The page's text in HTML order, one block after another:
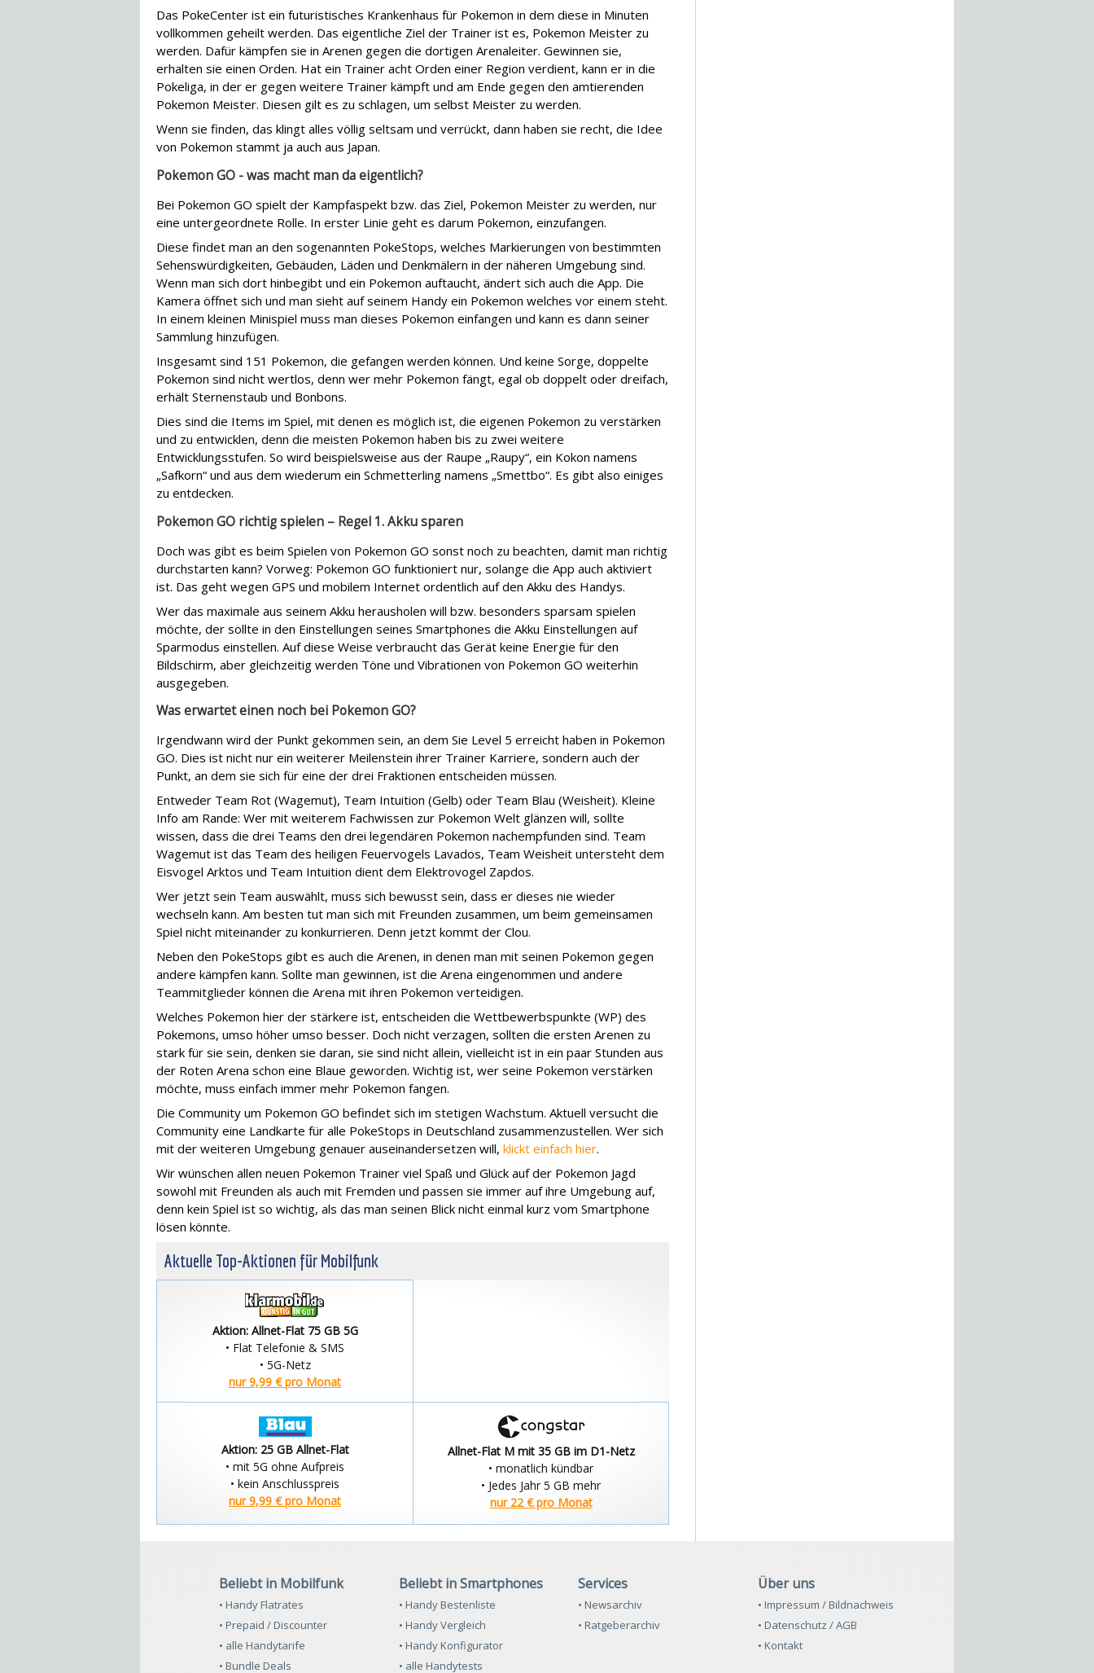
Das PokeCenter ist ein futuristisches Krankenhaus für Pokemon in dem diese in Minuten
vollkommen geheilt werden. Das eigentliche Ziel der Trainer ist es, Pokemon Meister zu
werden. Dafür kämpfen sie in Arenen gegen die dortigen Arenaleiter. Gewinnen sie,
erhalten sie einen Orden. Hat ein Trainer acht Orden einer Region verdient, kann er in die
Pokeliga, in der er gegen weitere Trainer kämpft und am Ende gegen den amtierenden
Pokemon Meister. Diesen gilt es zu schlagen, um selbst Meister zu werden.
Wenn sie finden, das klingt alles völlig seltsam und verrückt, dann haben sie recht, die Idee
von Pokemon stammt ja auch aus Japan.
Pokemon GO - was macht man da eigentlich?
Bei Pokemon GO spielt der Kampfaspekt bzw. das Ziel, Pokemon Meister zu werden, nur
eine untergeordnete Rolle. In erster Linie geht es darum Pokemon, einzufangen.
Diese findet man an den sogenannten PokeStops, welches Markierungen von bestimmten
Sehenswürdigkeiten, Gebäuden, Läden und Denkmälern in der näheren Umgebung sind.
Wenn man sich dort hinbegibt und ein Pokemon auftaucht, ändert sich auch die App. Die
Kamera öffnet sich und man sieht auf seinem Handy ein Pokemon welches vor einem steht.
In einem kleinen Minispiel muss man dieses Pokemon einfangen und kann es dann seiner
Sammlung hinzufügen.
Insgesamt sind 151 Pokemon, die gefangen werden können. Und keine Sorge, doppelte
Pokemon sind nicht wertlos, denn wer mehr Pokemon fängt, egal ob doppelt oder dreifach,
erhält Sternenstaub und Bonbons.
Dies sind die Items im Spiel, mit denen es möglich ist, die eigenen Pokemon zu verstärken
und zu entwicklen, denn die meisten Pokemon haben bis zu zwei weitere
Entwicklungsstufen. So wird beispielsweise aus der Raupe „Raupy“, ein Kokon namens
„Safkorn“ und aus dem wiederum ein Schmetterling namens „Smettbo“. Es gibt also einiges
zu entdecken.
Pokemon GO richtig spielen – Regel 1. Akku sparen
Doch was gibt es beim Spielen von Pokemon GO sonst noch zu beachten, damit man richtig
durchstarten kann? Vorweg: Pokemon GO funktioniert nur, solange die App auch aktiviert
ist. Das geht wegen GPS und mobilem Internet ordentlich auf den Akku des Handys.
Wer das maximale aus seinem Akku herausholen will bzw. besonders sparsam spielen
möchte, der sollte in den Einstellungen seines Smartphones die Akku Einstellungen auf
Sparmodus einstellen. Auf diese Weise verbraucht das Gerät keine Energie für den
Bildschirm, aber gleichzeitig werden Töne und Vibrationen von Pokemon GO weiterhin
ausgegeben.
Was erwartet einen noch bei Pokemon GO?
Irgendwann wird der Punkt gekommen sein, an dem Sie Level 5 erreicht haben in Pokemon
GO. Dies ist nicht nur ein weiterer Meilenstein ihrer Trainer Karriere, sondern auch der
Punkt, an dem sie sich für eine der drei Fraktionen entscheiden müssen.
Entweder Team Rot (Wagemut), Team Intuition (Gelb) oder Team Blau (Weisheit). Kleine
Info am Rande: Wer mit weiterem Fachwissen zur Pokemon Welt glänzen will, sollte
wissen, dass die drei Teams den drei legendären Pokemon nachempfunden sind. Team
Wagemut ist das Team des heiligen Feuervogels Lavados, Team Weisheit untersteht dem
Eisvogel Arktos und Team Intuition dient dem Elektrovogel Zapdos.
Wer jetzt sein Team auswählt, muss sich bewusst sein, dass er dieses nie wieder
wechseln kann. Am besten tut man sich mit Freunden zusammen, um beim gemeinsamen
Spiel nicht miteinander zu konkurrieren. Denn jetzt kommt der Clou.
Neben den PokeStops gibt es auch die Arenen, in denen man mit seinen Pokemon gegen
andere kämpfen kann. Sollte man gewinnen, ist die Arena eingenommen und andere
Teammitglieder können die Arena mit ihren Pokemon verteidigen.
Welches Pokemon hier der stärkere ist, entscheiden die Wettbewerbspunkte (WP) des
Pokemons, umso höher umso besser. Doch nicht verzagen, sollten die ersten Arenen zu
stark für sie sein, denken sie daran, sie sind nicht allein, vielleicht ist in ein paar Stunden aus
der Roten Arena schon eine Blaue geworden. Wichtig ist, wer seine Pokemon verstärken
möchte, muss einfach immer mehr Pokemon fangen.
Die Community um Pokemon GO befindet sich im stetigen Wachstum. Aktuell versucht die
Community eine Landkarte für alle PokeStops in Deutschland zusammenzustellen. Wer sich
mit der weiteren Umgebung genauer auseinandersetzen will, klickt einfach hier.
Wir wünschen allen neuen Pokemon Trainer viel Spaß und Glück auf der Pokemon Jagd
sowohl mit Freunden als auch mit Fremden und passen sie immer auf ihre Umgebung auf,
denn kein Spiel ist so wichtig, als das man seinen Blick nicht einmal kurz vom Smartphone
lösen könnte.
Aktuelle Top-Aktionen für Mobilfunk
Aktion: Allnet-Flat 75 GB 5G
• Flat Telefonie & SMS
• 5G-Netz
nur 9,99 € pro Monat
Aktion: 25 GB Allnet-Flat
• mit 5G ohne Aufpreis
• kein Anschlusspreis
nur 9,99 € pro Monat
Allnet-Flat M mit 35 GB im D1-Netz
• monatlich kündbar
• Jedes Jahr 5 GB mehr
nur 22 € pro Monat
Beliebt in Mobilfunk
• Handy Flatrates
• Prepaid / Discounter
• alle Handytarife
• Bundle Deals
Beliebt in Smartphones
• Handy Bestenliste
• Handy Vergleich
• Handy Konfigurator
• alle Handytests
Services
• Newsarchiv
• Ratgeberarchiv
Über uns
• Impressum / Bildnachweis
• Datenschutz / AGB
• Kontakt